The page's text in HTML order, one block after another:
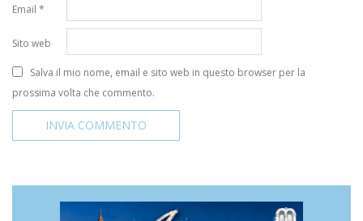
Email *
Sito web
Salva il mio nome, email e sito web in questo browser per la
prossima volta che commento.